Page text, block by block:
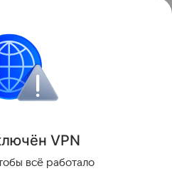
Online запланирован
ён VPN
всё работало